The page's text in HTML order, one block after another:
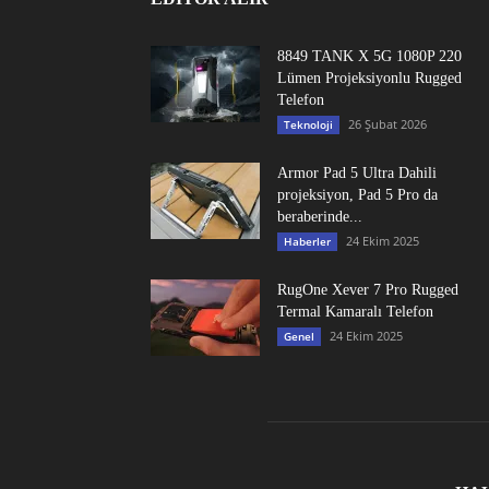
8849 TANK X 5G 1080P 220
Lümen Projeksiyonlu Rugged
Telefon
Teknoloji 26 Şubat 2026
Armor Pad 5 Ultra Dahili
projeksiyon, Pad 5 Pro da
beraberinde...
Haberler 24 Ekim 2025
RugOne Xever 7 Pro Rugged
Termal Kamaralı Telefon
Genel 24 Ekim 2025